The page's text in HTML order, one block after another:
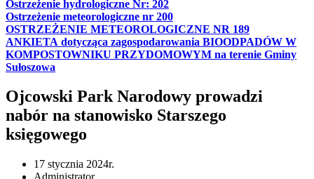
Ostrzeżenie hydrologiczne Nr: 202
Ostrzeżenie meteorologiczne nr 200
OSTRZEŻENIE METEOROLOGICZNE NR 189
ANKIETA dotycząca zagospodarowania BIOODPADÓW W
KOMPOSTOWNIKU PRZYDOMOWYM na terenie Gminy
Sułoszowa
Ojcowski Park Narodowy prowadzi
nabór na stanowisko Starszego
księgowego
17 stycznia 2024r.